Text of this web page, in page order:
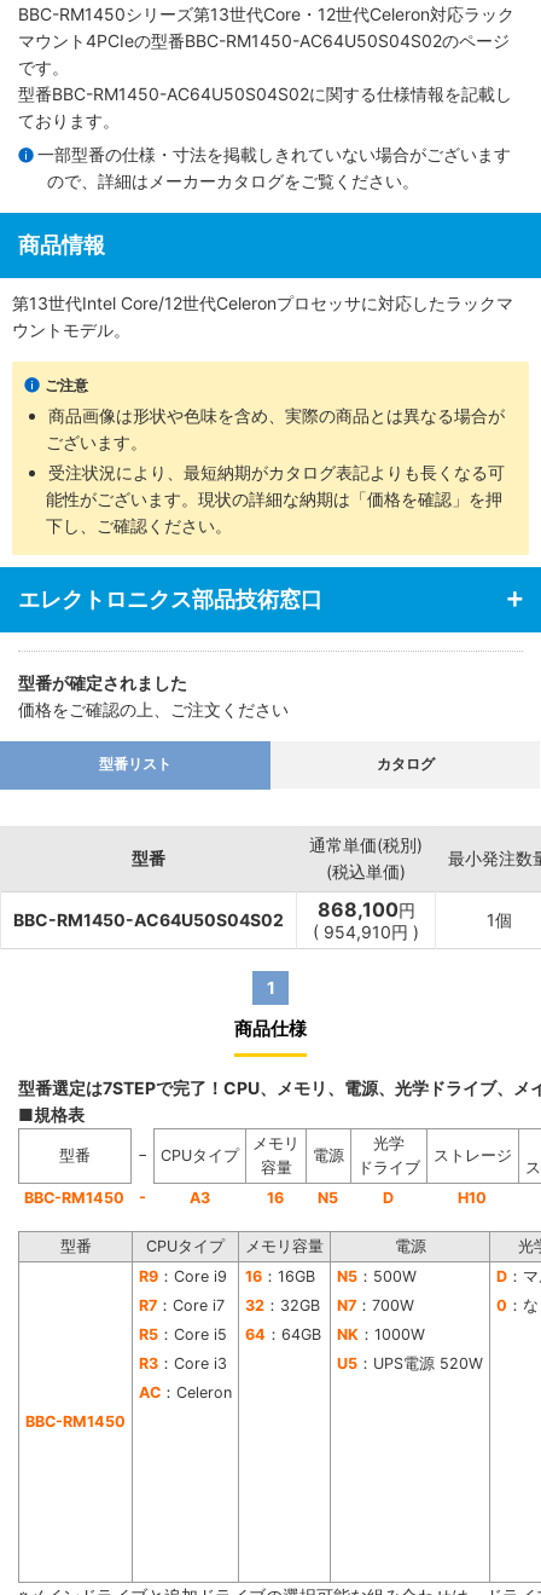
BBC-RM1450シリーズ第13世代Core・12世代Celeron対応ラック
マウント4PCIeの型番BBC-RM1450-AC64U50S04S02のページ
です。
型番BBC-RM1450-AC64U50S04S02に関する仕様情報を記載し
ております。
一部型番の仕様・寸法を掲載しきれていない場合がございます
ので、詳細は メーカーカタログをご覧ください。
商品情報
第13世代Intel Core/12世代Celeronプロセッサに対応したラックマ
ウントモデル。
ご注意
商品画像は形状や色味を含め、実際の商品とは異なる場合が
ございます。
受注状況により、最短納期がカタログ表記よりも長くなる可
能性がございます。現状の詳細な納期は「価格を確認」を押
下し、ご確認ください。
エレクトロニクス部品技術窓口
型番が確定されました
価格をご確認の上、ご注文ください
型番リスト カタログ
型番
通常単価(税別)
(税込単価)
最小発注数
BBC-RM1450-AC64U50S04S02 868,100円
( 954,910円 )
1個
1
商品仕様
型番選定は7STEPで完了！CPU、メモリ、電源、光学ドライブ、
■規格表
型番 − CPUタイプ
メモリ
容量
電源
光学
ドライブ
ストレージ
BBC-RM1450
- A3 16 N5 D H10
型番 CPUタイプ メモリ容量 電源 光
BBC-RM1450
R9 ：Core i9 16 ：16GB N5 ：500W D ：
R7 ：Core i7 32 ：32GB N7 ：700W 0 ：
R5 ：Core i5 64 ：64GB NK ：1000W
R3 ：Core i3 U5 ：UPS電源 520W
AC ：Celeron